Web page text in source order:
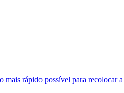
mais rápido possível para